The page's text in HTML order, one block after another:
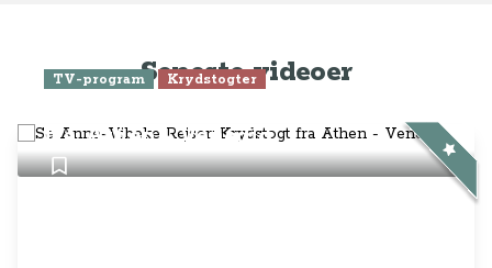
Seneste videoer
TV-program Krydstogter
fra Athen - Venedig